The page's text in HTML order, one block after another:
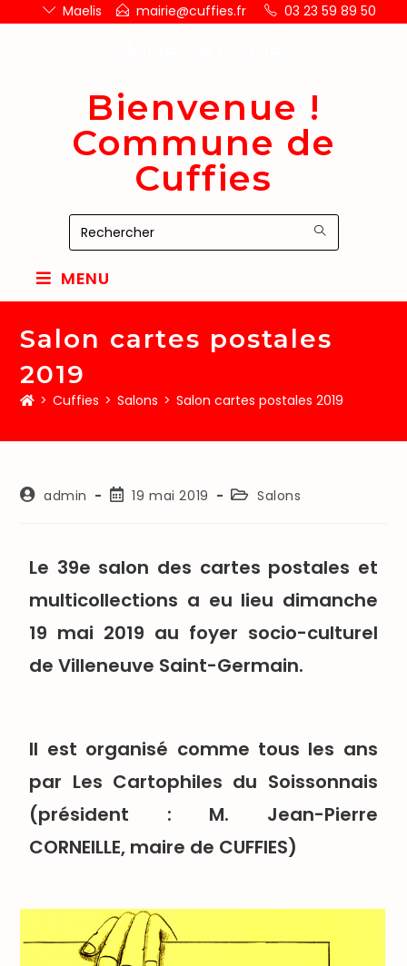
Maelis mairie@cuffies.fr 03 23 59 89 50
Bienvenue !
Commune de
Cuffies
MENU
Salon cartes postales
2019
> Cuffies > Salons > Salon cartes postales 2019
admin 19 mai 2019 Salons
Le 39e salon des cartes postales et
multicollections a eu lieu dimanche
19 mai 2019 au foyer socio-culturel
de Villeneuve Saint-Germain.
Il est organisé comme tous les ans
par Les Cartophiles du Soissonnais
(président : M. Jean-Pierre
CORNEILLE, maire de CUFFIES)